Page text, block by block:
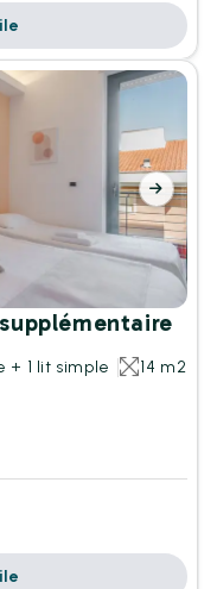
+ 1 lit simple 14 m2